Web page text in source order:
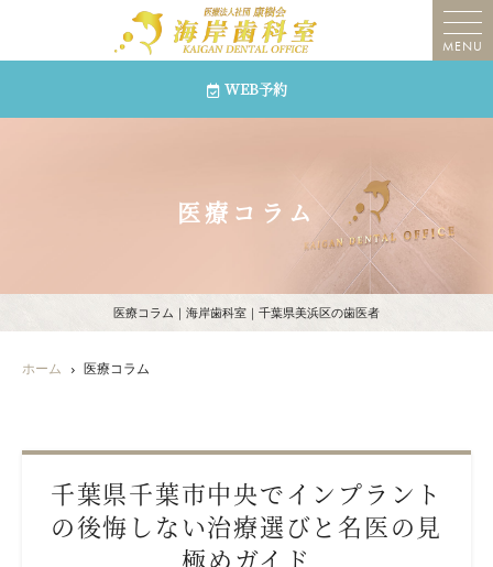
MENU
医療コラム
医療コラム｜海岸歯科室｜千葉県美浜区の歯医者
WEB予約
ホーム 医療コラム
千葉県千葉市中央でインプラント
の後悔しない治療選びと名医の見
極めガイド